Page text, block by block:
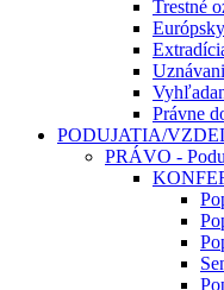
Trestné
Právne
PODUJATIA/
PRÁVO -